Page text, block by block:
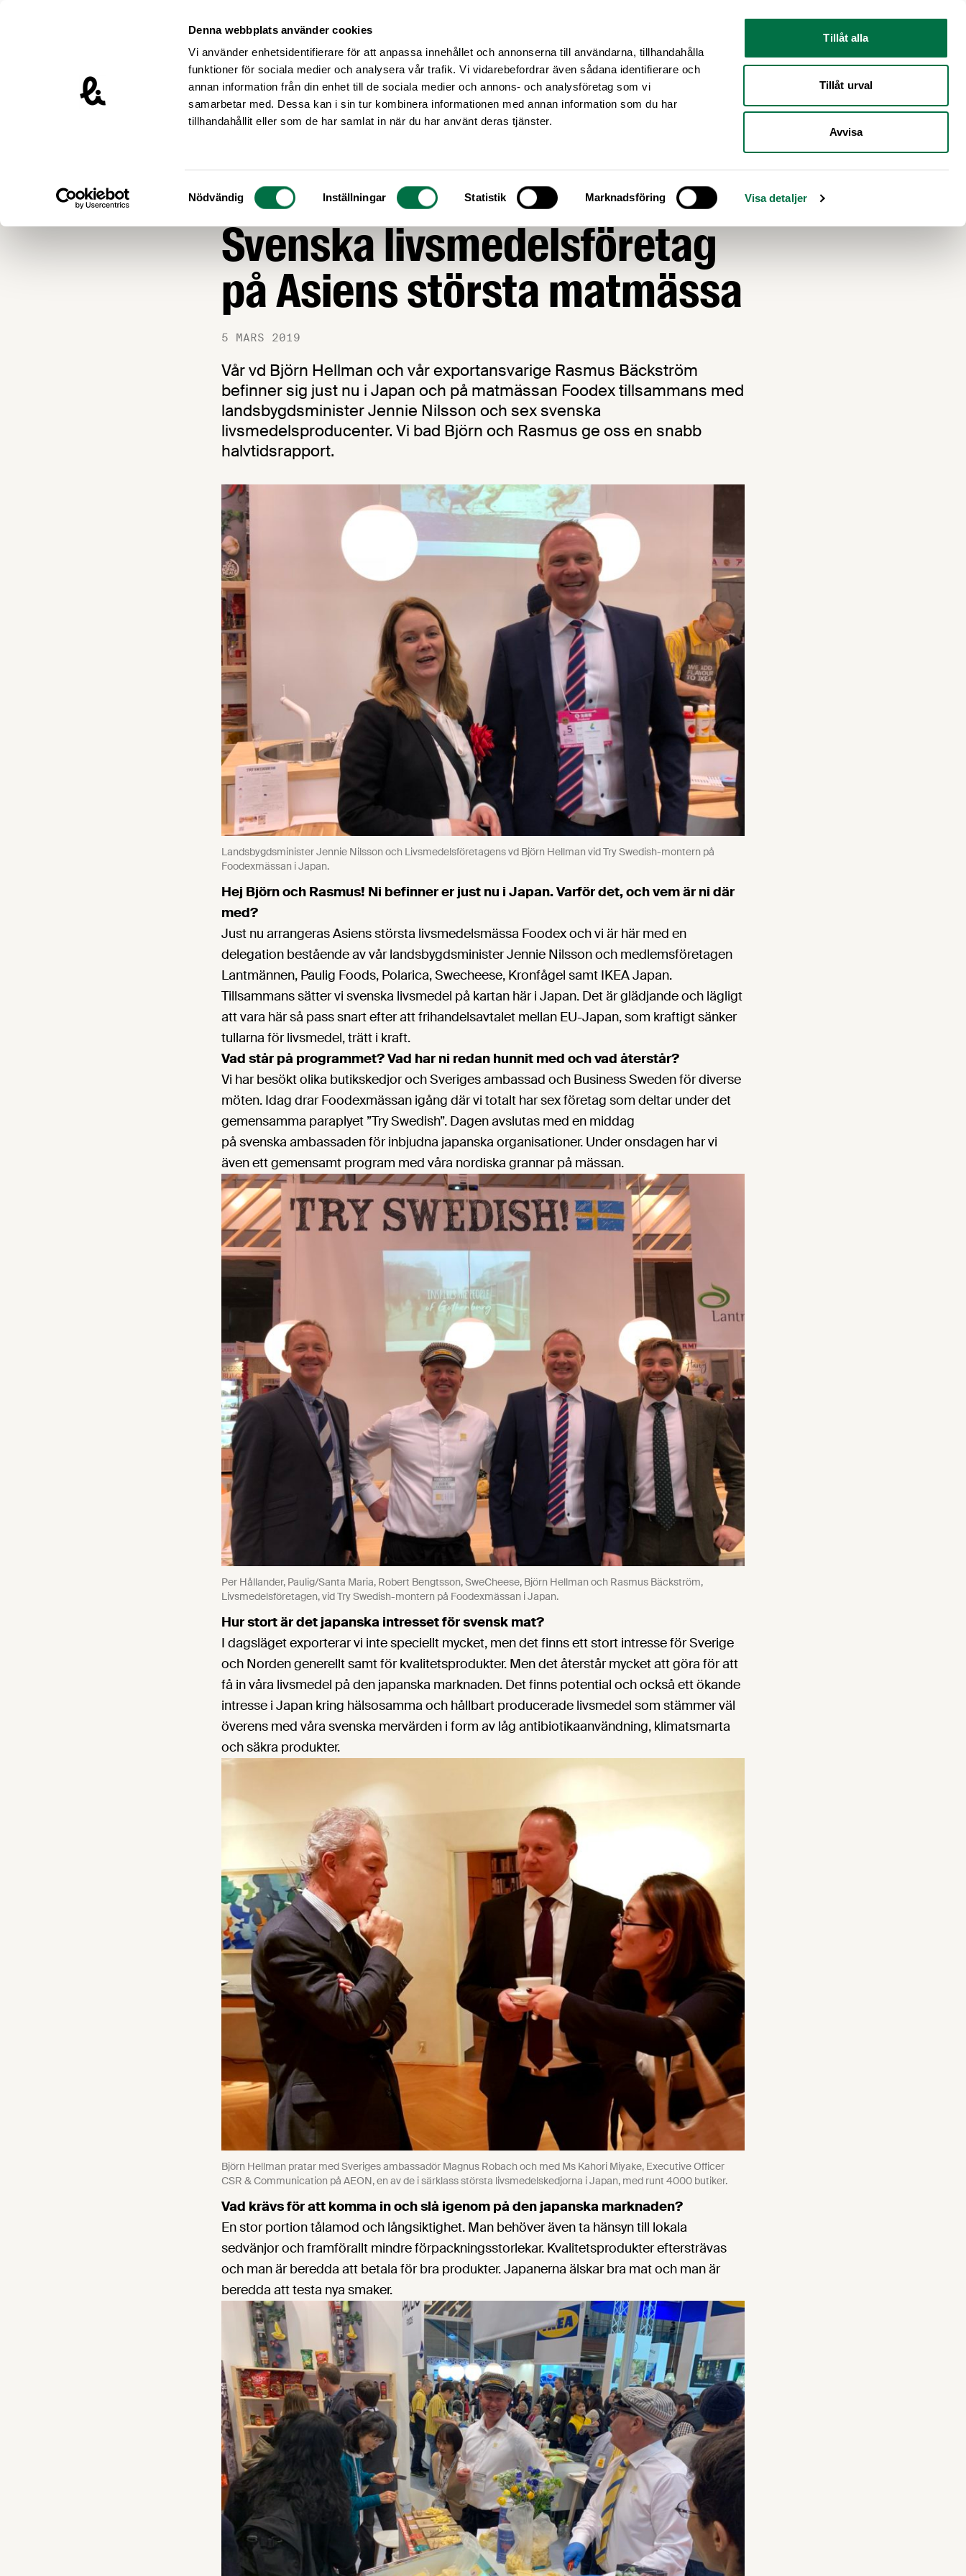
Denna webbplats använder cookies
Vi använder enhetsidentifierare för att anpassa innehållet och annonserna till användarna, tillhandahålla
funktioner för sociala medier och analysera vår trafik. Vi vidarebefordrar även sådana identifierare och
annan information från din enhet till de sociala medier och annons- och analysföretag som vi
samarbetar med. Dessa kan i sin tur kombinera informationen med annan information som du har
tillhandahållit eller som de har samlat in när du har använt deras tjänster.
Samtyckesval
Nödvändig Inställningar Statistik Marknadsföring Visa detaljer
Tillåt alla
Tillåt urval
Avvisa
Livsmedelsföretagen – till startsidan
Nyheter
Liverapport från Tokyo:
Svenska livsmedelsföretag
på Asiens största matmässa
5 MARS 2019
Vår vd Björn Hellman och vår exportansvarige Rasmus Bäckström
befinner sig just nu i Japan och på matmässan Foodex tillsammans med
landsbygdsminister Jennie Nilsson och sex svenska
livsmedelsproducenter. Vi bad Björn och Rasmus ge oss en snabb
halvtidsrapport.
Landsbygdsminister Jennie Nilsson och Livsmedelsföretagens vd Björn Hellman vid Try Swedish-montern på
Foodexmässan i Japan.
Hej Björn och Rasmus! Ni befinner er just nu i Japan. Varför det, och vem är ni där
med?
Just nu arrangeras Asiens största livsmedelsmässa Foodex och vi är här med en
delegation bestående av vår landsbygdsminister Jennie Nilsson och medlemsföretagen
Lantmännen, Paulig Foods, Polarica, Swecheese, Kronfågel samt IKEA Japan.
Tillsammans sätter vi svenska livsmedel på kartan här i Japan. Det är glädjande och lägligt
att vara här så pass snart efter att frihandelsavtalet mellan EU-Japan, som kraftigt sänker
tullarna för livsmedel, trätt i kraft.
Vad står på programmet? Vad har ni redan hunnit med och vad återstår?
Vi har besökt olika butikskedjor och Sveriges ambassad och Business Sweden för diverse
möten. Idag drar Foodexmässan igång där vi totalt har sex företag som deltar under det
gemensamma paraplyet ”Try Swedish”. Dagen avslutas med en middag
på svenska ambassaden för inbjudna japanska organisationer. Under onsdagen har vi
även ett gemensamt program med våra nordiska grannar på mässan.
Per Hållander, Paulig/Santa Maria, Robert Bengtsson, SweCheese, Björn Hellman och Rasmus Bäckström,
Livsmedelsföretagen, vid Try Swedish-montern på Foodexmässan i Japan.
Hur stort är det japanska intresset för svensk mat?
I dagsläget exporterar vi inte speciellt mycket, men det finns ett stort intresse för Sverige
och Norden generellt samt för kvalitetsprodukter. Men det återstår mycket att göra för att
få in våra livsmedel på den japanska marknaden. Det finns potential och också ett ökande
intresse i Japan kring hälsosamma och hållbart producerade livsmedel som stämmer väl
överens med våra svenska mervärden i form av låg antibiotikaanvändning, klimatsmarta
och säkra produkter.
Björn Hellman pratar med Sveriges ambassadör Magnus Robach och med Ms Kahori Miyake, Executive Officer
CSR & Communication på AEON, en av de i särklass största livsmedelskedjorna i Japan, med runt 4000 butiker.
Vad krävs för att komma in och slå igenom på den japanska marknaden?
En stor portion tålamod och långsiktighet. Man behöver även ta hänsyn till lokala
sedvänjor och framförallt mindre förpackningsstorlekar. Kvalitetsprodukter eftersträvas
och man är beredda att betala för bra produkter. Japanerna älskar bra mat och man är
beredda att testa nya smaker.